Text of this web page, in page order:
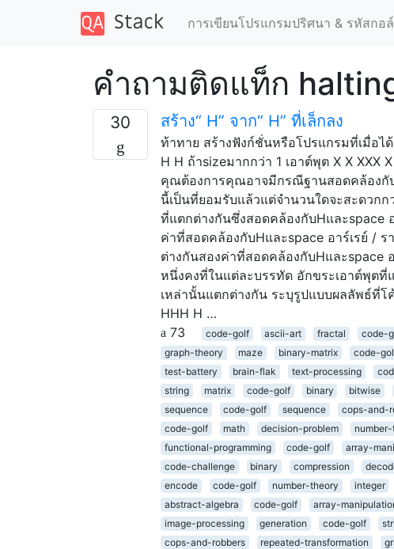
การเขียนโปรแกรมปริศนา & รหัสกอ
คำถามติดแท็ก
30 สร้าง“ H” จาก“ H” ที่เล็กลง
ท้าทาย สร้างฟังก์ชั่นหรือโปรแกรมที่เมื่อไ
H H ถ้าsizeมากกว่า 1 เอาต์พุต X X
คุณต้องการคุณอาจมีกรณีฐานสอดคล้องกั
นี้เป็นที่ยอมรับแล้วแต่จำนวนใดจะสะดวก
ที่แตกต่างกันซึ่งสอดคล้องกับHและspace
ค่าที่สอดคล้องกับHและspace อาร์เรย์ /
ต่างกันสองค่าที่สอดคล้องกับHและ
หนึ่งคงที่ในแต่ละบรรทัด อักขระเอาต์พุต
เหล่านั้นแตกต่างกัน ระบุรูปแบบผลลัพธ์ที่
HHH H …
73
code-golf ascii-art fractal code-
graph-theory
maze binary-matrix code-
test-battery
brain-flak text-processing
string
matrix code-golf binary bitwise
sequence
code-golf sequence cops-and-
code-golf
math decision-problem
functional-programming
code-golf array-
code-challenge
binary compression
encode
code-golf number-theory integer
abstract-algebra
code-golf array-
image-processing
generation code-golf
cops-and-robbers
repeated-transformation